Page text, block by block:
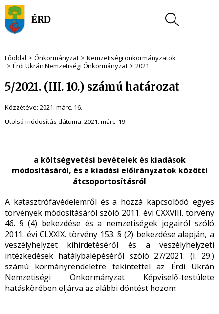
Főoldal Önkormányzat
Nemzetiségi önkormányzatok
Érdi Ukrán Nemzetiségi Önkormányzat
2021
5/2021. (III. 10.) számú határozat
Közzétéve: 2021. márc. 16.
Utolsó módosítás dátuma: 2021. márc. 19.
a költségvetési bevételek és kiadások
módosításáról, és a kiadási előirányzatok közötti
átcsoportosításról
A katasztrófavédelemről és a hozzá kapcsolódó egyes
törvények módosításáról szóló 2011. évi CXXVIII. törvény
46. § (4) bekezdése és a nemzetiségek jogairól szóló
2011. évi CLXXIX. törvény 153. § (2) bekezdése alapján, a
veszélyhelyzet kihirdetéséről és a veszélyhelyzeti
intézkedések hatálybalépéséről szóló 27/2021. (I. 29.)
számú kormányrendeletre tekintettel az Érdi Ukrán
Nemzetiségi Önkormányzat Képviselő-testülete
hatáskörében eljárva az alábbi döntést hozom: